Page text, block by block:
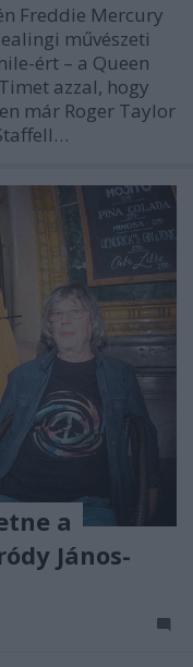
Freddie Mercury
művészeti
ért – a Queen
azzal, hogy
már Roger Taylor
a
János-